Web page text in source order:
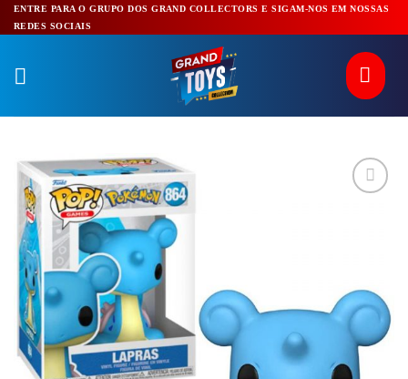
Pular
para
ENTRE PARA O GRUPO DOS GRAND COLLECTORS E SIGAM-NOS EM NOSSAS
REDES SOCIAIS